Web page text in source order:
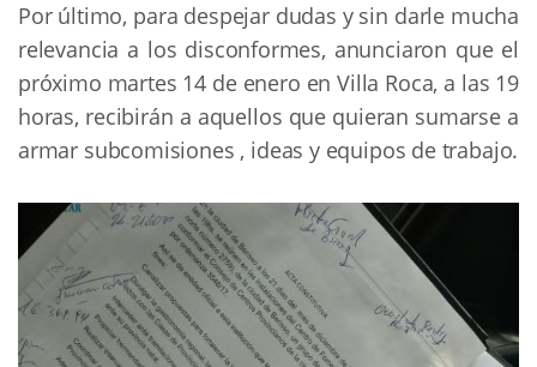
Por último, para despejar dudas y sin darle mucha
relevancia a los disconformes, anunciaron que el
próximo martes 14 de enero en Villa Roca, a las 19
horas, recibirán a aquellos que quieran sumarse a
armar subcomisiones , ideas y equipos de trabajo.